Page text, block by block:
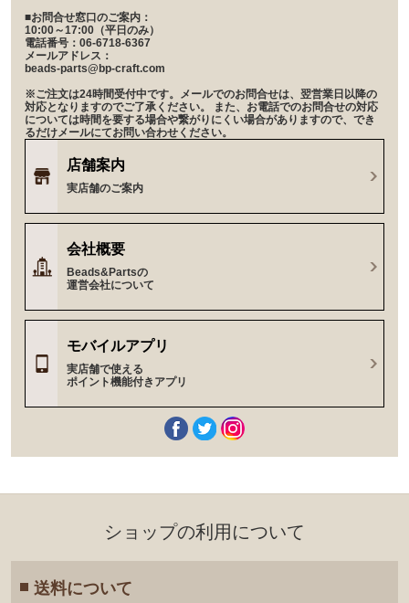
■お問合せ窓口のご案内：
10:00～17:00（平日のみ）
電話番号：06-6718-6367
メールアドレス：
beads-parts@bp-craft.com
※ご注文は24時間受付中です。メールでのお問合せは、翌営業日以降の
対応となりますのでご了承ください。 また、お電話でのお問合せの対応
については時間を要する場合や繋がりにくい場合がありますので、でき
るだけメールにてお問い合わせください。
店舗案内
実店舗のご案内
会社概要
Beads&Partsの
運営会社について
モバイルアプリ
実店舗で使える
ポイント機能付きアプリ
ショップの利⽤について
送料について